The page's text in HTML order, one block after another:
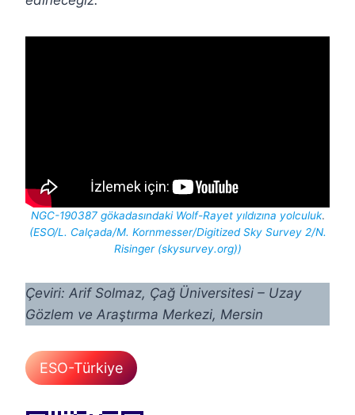
NGC-190387 gökadasındaki Wolf-Rayet yıldızına yolculuk.
(ESO/L. Calçada/M. Kornmesser/Digitized Sky Survey 2/N.
Risinger (skysurvey.org))
Çeviri: Arif Solmaz, Çağ Üniversitesi – Uzay
Gözlem ve Araştırma Merkezi, Mersin
ESO-Türkiye